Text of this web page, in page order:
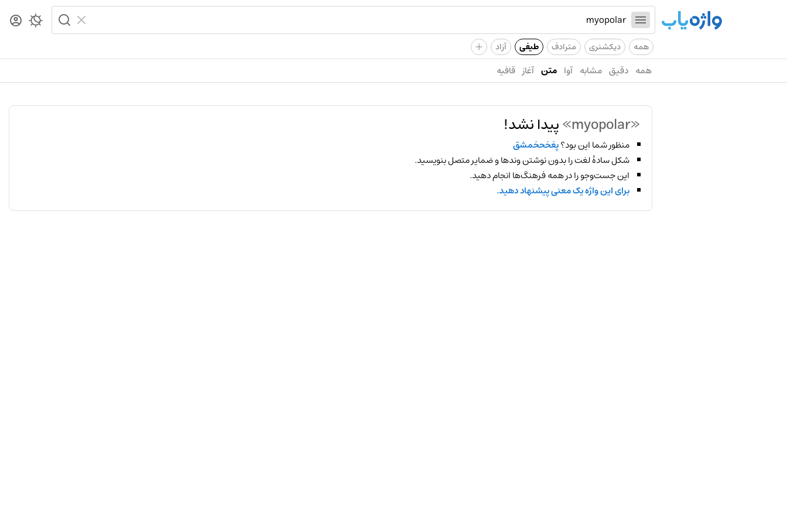
همه دیکشنری مترادف طیفی آزاد +
همه دقیق مشابه آوا متن آغاز قافیه
«myopolar» پیدا نشد!
منظور شما این بود؟پغخحخمشق
شکل سادهٔ لغت را بدون نوشتن وندها و ضمایر متصل بنویسید.
این جست‌وجو را در همه فرهنگ‌ها انجام دهید.
برای این واژه یک معنی پیشنهاد دهید.